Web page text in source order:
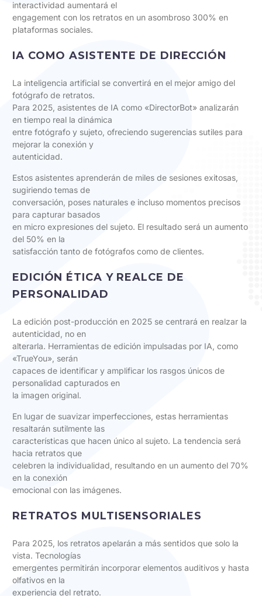
interactividad aumentará el
engagement con los retratos en un asombroso 300% en
plataformas sociales.
IA COMO ASISTENTE DE DIRECCIÓN
La inteligencia artificial se convertirá en el mejor amigo del
fotógrafo de retratos.
Para 2025, asistentes de IA como «DirectorBot» analizarán
en tiempo real la dinámica
entre fotógrafo y sujeto, ofreciendo sugerencias sutiles para
mejorar la conexión y
autenticidad.
Estos asistentes aprenderán de miles de sesiones exitosas,
sugiriendo temas de
conversación, poses naturales e incluso momentos precisos
para capturar basados
en micro expresiones del sujeto. El resultado será un aumento
del 50% en la
satisfacción tanto de fotógrafos como de clientes.
EDICIÓN ÉTICA Y REALCE DE
PERSONALIDAD
La edición post-producción en 2025 se centrará en realzar la
autenticidad, no en
alterarla. Herramientas de edición impulsadas por IA, como
«TrueYou», serán
capaces de identificar y amplificar los rasgos únicos de
personalidad capturados en
la imagen original.
En lugar de suavizar imperfecciones, estas herramientas
resaltarán sutilmente las
características que hacen único al sujeto. La tendencia será
hacia retratos que
celebren la individualidad, resultando en un aumento del 70%
en la conexión
emocional con las imágenes.
RETRATOS MULTISENSORIALES
Para 2025, los retratos apelarán a más sentidos que solo la
vista. Tecnologías
emergentes permitirán incorporar elementos auditivos y hasta
olfativos en la
experiencia del retrato.